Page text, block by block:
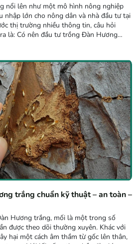
nổi lên như một mô hình nông nghiệp
nhập lớn cho nông dân và nhà đầu tư tại
thị trường nhiều thông tin, câu hỏi
là: Có nên đầu tư trồng Đàn Hương
trắng chuẩn kỹ thuật – an toàn –
Hương trắng, mối là một trong số
được theo dõi thường xuyên. Khác với
hại một cách âm thầm từ gốc lên thân,